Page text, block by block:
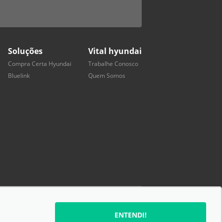
Soluções
Compra Certa Hyundai
Bluelink
Vital hyundai
Trabalhe Conosco
Quem Somos
ENTENDI!